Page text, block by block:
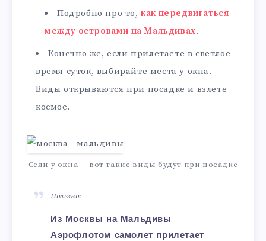
Подробно про то,как передвигаться
между островами на Мальдивах.
Конечно же, если прилетаете в светлое
время суток, выбирайте места у окна.
Виды открываются при посадке и взлете
космос.
Сели у окна — вот такие виды будут при посадке
Полезно:
Из Москвы на Мальдивы
Аэрофлотом самолет прилетает